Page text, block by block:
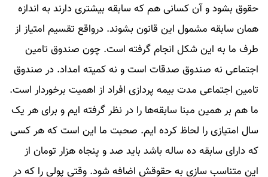
حقوق بشود و آن کسانی هم که سابقه بیشتری دارند به اندازه
همان سابقه مشمول این قانون بشوند. درواقع تقسیم امتیاز از
طرف ما به این شکل انجام گرفته است. چون صندوق تامین
اجتماعی نه صندوق صدقات است و نه کمیته امداد. در صندوق
تامین اجتماعی مدت بیمه پردازی افراد از اهمیت برخوردار است.
ما هم بر همین مبنا سابقه‌ها را در نظر گرفته ایم و برای هر یک
سال امتیازی را لحاظ کرده ایم. صحبت ما این است که هر کسی
که دارای سابقه ده ساله باشد باید صد و پنجاه هزار تومان از
این متناسب سازی به حقوقش اضافه شود. وقتی پولی را که در